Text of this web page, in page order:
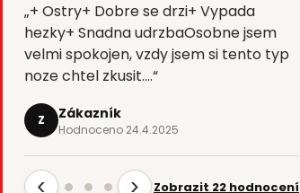
„+ Ostry+ Dobre se drzi+ Vypada
hezky+ Snadna udrzbaOsobne jsem
velmi spokojen, vzdy jsem si tento typ
noze chtel zkusit.…“
Z Zákazník
Hodnoceno 24.4.2025
‹ › Zobrazit 22 hodnocení